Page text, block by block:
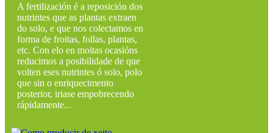
A fertilización é a reposición dos
nutrintes que as plantas extraen
do solo, e que nos colectamos en
forma de froitas, follas, plantas,
etc. Con elo en moitas ocasións
reducimos a posibilidade de que
volten eses nutrintes ó solo, polo
que sin o enriquecimento
posterior, iriase empobrecendo
rápidamente...